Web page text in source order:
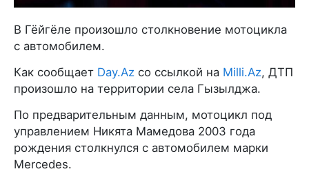
В Гёйгёле произошло столкновение мотоцикла
с автомобилем.
Как сообщает Day.Az со ссылкой на Milli.Az, ДТП
произошло на территории села Гызылджа.
По предварительным данным, мотоцикл под
управлением Никята Мамедова 2003 года
рождения столкнулся с автомобилем марки
Mercedes.